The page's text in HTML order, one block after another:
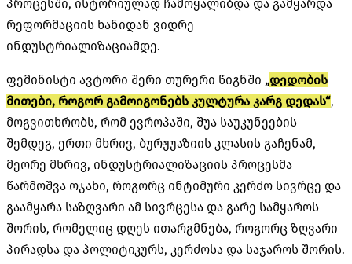
პროცესში, ისტორიულად ჩამოყალიბდა და გამყარდა
რეფორმაციის ხანიდან ვიდრე
ინდუსტრიალიზაციამდე.
ფემინისტი ავტორი შერი თურერი წიგნში „დედობის
მითები, როგორ გამოიგონებს კულტურა კარგ დედას“,
მოგვითხრობს, რომ ევროპაში, შუა საუკუნეების
შემდეგ, ერთი მხრივ, ბურჟუაზიის კლასის გაჩენამ,
მეორე მხრივ, ინდუსტრიალიზაციის პროცესმა
წარმოშვა ოჯახი, როგორც ინტიმური კერძო სივრცე და
გაამყარა საზღვარი ამ სივრცესა და გარე სამყაროს
შორის, რომელიც დღეს ითარგმნება, როგორც ზღვარი
პირადსა და პოლიტიკურს, კერძოსა და საჯაროს შორის.